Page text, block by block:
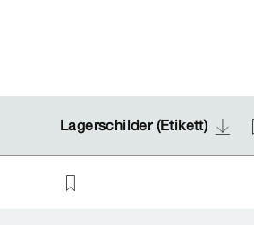
Lagerschilder (Etikett)
Lagerschilder (Etikett)